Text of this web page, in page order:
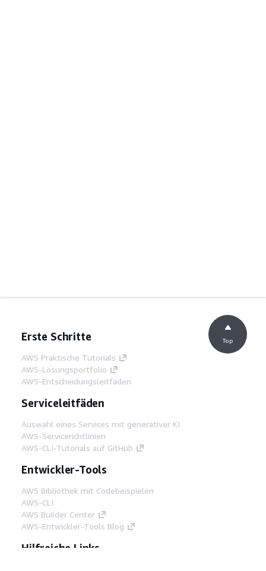
Erste Schritte
AWS Praktische Tutorials
AWS-Lösungsportfolio
AWS-Entscheidungsleitfäden
Serviceleitfäden
Auswahl eines Services mit generativer KI
AWS-Servicerichtlinien
AWS-CLI-Tutorials auf GitHub
Entwickler-Tools
AWS Bibliothek mit Codebeispielen
AWS-CLI
AWS Builder Center
AWS-Entwickler-Tools Blog
Hilfreiche Links
Top